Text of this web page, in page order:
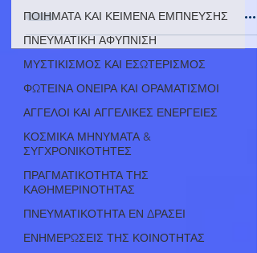
ΠΟΙΗΜΑΤΑ ΚΑΙ ΚΕΙΜΕΝΑ ΕΜΠΝΕΥΣΗΣ
ΠΝΕΥΜΑΤΙΚΗ ΑΦΥΠΝΙΣΗ
ΜΥΣΤΙΚΙΣΜΟΣ ΚΑΙ ΕΣΩΤΕΡΙΣΜΟΣ
ΦΩΤΕΙΝΑ ΟΝΕΙΡΑ ΚΑΙ ΟΡΑΜΑΤΙΣΜΟΙ
ΑΓΓΕΛΟΙ ΚΑΙ ΑΓΓΕΛΙΚΕΣ ΕΝΕΡΓΕΙΕΣ
ΚΟΣΜΙΚΑ ΜΗΝΥΜΑΤΑ &
ΣΥΓΧΡΟΝΙΚΟΤΗΤΕΣ
ΠΡΑΓΜΑΤΙΚΟΤΗΤΑ ΤΗΣ
ΚΑΘΗΜΕΡΙΝΟΤΗΤΑΣ
ΠΝΕΥΜΑΤΙΚΟΤΗΤΑ ΕΝ ΔΡΑΣΕΙ
ΕΝΗΜΕΡΩΣΕΙΣ ΤΗΣ ΚΟΙΝΟΤΗΤΑΣ